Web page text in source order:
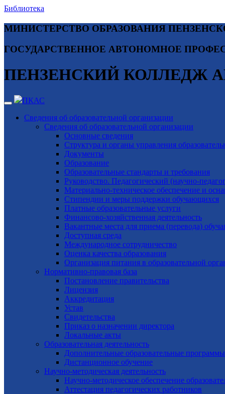
Библиотека
МИНИСТЕРСТВО ОБРАЗОВАНИЯ
ГОСУДАРСТВЕННОЕ АВТОНОМНОЕ
ПЕНЗЕНСКИЙ КОЛЛЕДЖ
ПКАС
Сведения об образовательной организации
Сведения об образовательной организации
Основные сведения
Структура и органы управления
Документы
Образование
Образовательные стандарты и требования
Руководство. Педагогический (научно-
Материально-техническое обеспечение и
Стипендии и меры поддержки обучающихся
Платные образовательные услуги
Финансово-хозяйственная деятельность
Вакантные места для приема (перевода)
Доступная среда
Международное сотрудничество
Оценка качества образования
Организация питания в образовательной
Нормативно-правовая база
Постановление правительства
Лицензия
Аккредитация
Устав
Свидетельства
Приказ о назначении директора
Локальные акты
Образовательная деятельность
Дополнительные образовательные программы
Дистанционное обучение
Научно-методическая деятельность
Научно-методическое обеспечение
Аттестация педагогических работников